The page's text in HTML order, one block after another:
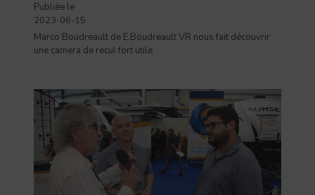
Publiée le
2023-06-15
Marco Boudreault de E.Boudreault VR nous fait découvrir
une camera de recul fort utile